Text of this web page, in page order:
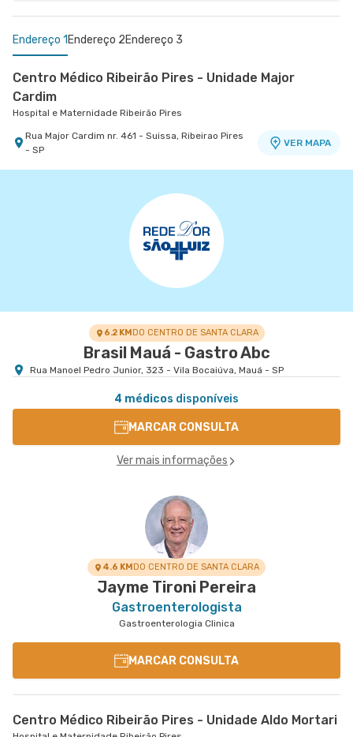
Endereço 1 Endereço 2Endereço 3
Centro Médico Ribeirão Pires - Unidade Major
Cardim
Hospital e Maternidade Ribeirão Pires
Rua Major Cardim nr. 461 - Suissa, Ribeirao Pires
- SP
VER MAPA
Centro Medico Domo Ifor - Unidade Domo
Rua Jose Versolato nr. 101 Centro Médico Domo -
Bloco A - Centro, Sao Bernardo do Campo - SP
Centro Médico São Luiz São Caetano - Unidade
Hospital e Maternidade São Luiz São Caetano
Rua Walter Figueira nr. S/N 9° Andar - Ceramica,
Sao Caetano do Sul - SP
6.2 KMDO CENTRO DE SANTA CLARA
Brasil Mauá - Gastro Abc
Rua Manoel Pedro Junior, 323 - Vila Bocaiúva, Mauá - SP
4 médicos disponíveis
MARCAR CONSULTA
Ver mais informações
4.6 KMDO CENTRO DE SANTA CLARA
Jayme Tironi Pereira
Gastroenterologista
Gastroenterologia Clinica
MARCAR CONSULTA
Centro Médico Ribeirão Pires - Unidade Aldo Mortari